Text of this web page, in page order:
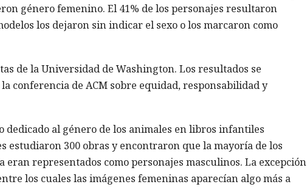
género femenino. El 41% de los personajes resultaron
los dejaron sin indicar el sexo o los marcaron como
de la Universidad de Washington. Los resultados se
conferencia de ACM sobre equidad, responsabilidad y
al género de los animales en libros infantiles
estudiaron 300 obras y encontraron que la mayoría de los
representados como personajes masculinos. La excepción
los cuales las imágenes femeninas aparecían algo más a